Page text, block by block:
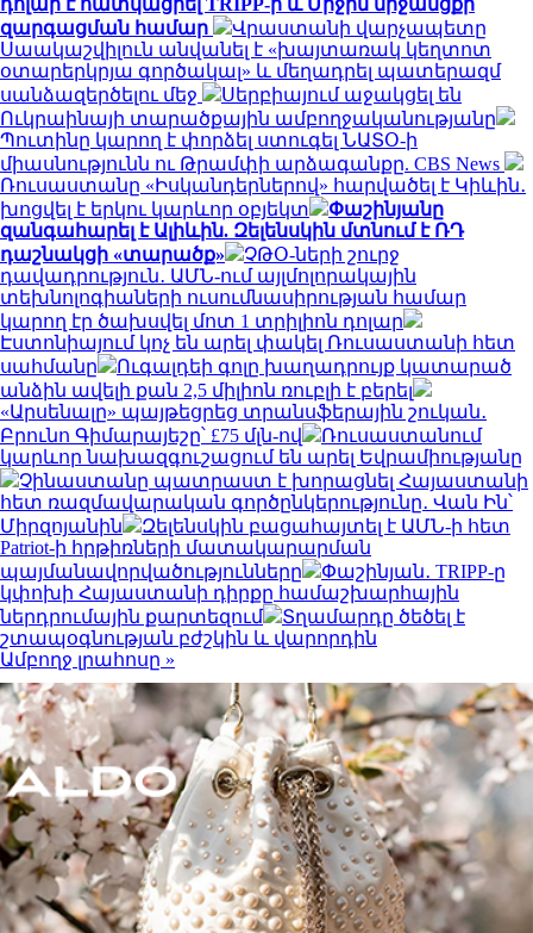
զարգացման համար
Վրաստանի վարչապետը
Սաակաշվիլուն անվանել է «խայտառակ կեղտոտ
օտարերկրյա գործակալ» և մեղադրել պատերազմ
սանձազերծելու մեջ
Սերբիայում աջակցել են
Ուկրաինայի տարածքային ամբողջականությանը
Պուտինը կարող է փորձել ստուգել ՆԱՏՕ-ի
միասնությունն ու Թրամփի արձագանքը. CBS News
Ռուսաստանը «Իսկանդերներով» հարվածել է Կիևին․
խոցվել է երկու կարևոր օբյեկտ
Փաշինյանը
զանգահարել է Ալիևին. Զելենսկին մտնում է ՌԴ
դաշնակցի «տարածք»
ՉԹՕ-ների շուրջ
դավադրություն․ ԱՄՆ-ում այլմոլորակային
տեխնոլոգիաների ուսումնասիրության համար
կարող էր ծախսվել մոտ 1 տրիլիոն դոլար
Էստոնիայում կոչ են արել փակել Ռուսաստանի հետ
սահմանը
Ուգալդեի գոլը խաղադրույք կատարած
անձին ավելի քան 2,5 միլիոն ռուբլի է բերել
«Արսենալը» պայթեցրեց տրանսֆերային շուկան․
Բրունո Գիմարայեշը՝ £75 մլն-ով
Ռուսաստանում
կարևոր նախազգուշացում են արել Եվրամիությանը
Չինաստանը պատրաստ է խորացնել Հայաստանի
հետ ռազմավարական գործընկերությունը․ Վան Ին՝
Միրզոյանին
Զելենսկին բացահայտել է ԱՄՆ-ի հետ
Patriot-ի հրթիռների մատակարարման
պայմանավորվածությունները
Փաշինյան․ TRIPP-ը
կփոխի Հայաստանի դիրքը համաշխարհային
ներդրումային քարտեզում
Տղամարդը ծեծել է
շտապօգնության բժշկին և վարորդին
Ամբողջ լրահոսը »